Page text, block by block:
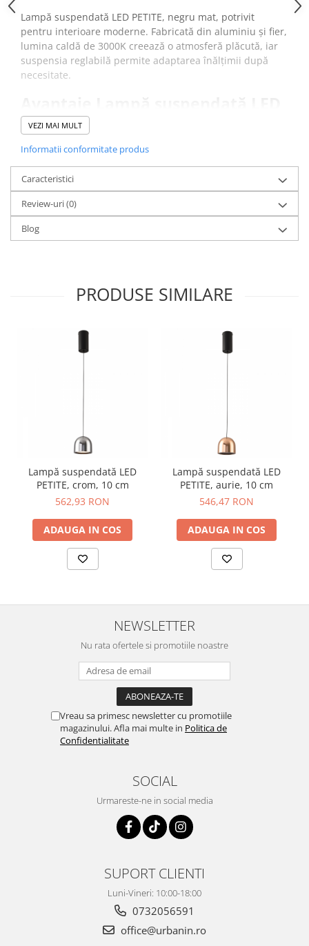
Lampă suspendată LED PETITE, negru mat, potrivit
pentru interioare moderne. Fabricată din aluminiu și fier,
lumina caldă de 3000K creează o atmosferă plăcută, iar
suspensia reglabilă permite adaptarea înălțimii după
necesitate.
PETITE:
Design compact
Materiale: aluminiu și fier, rezistente și ușor de
întreținut
LED integrat 6W, lumină caldă 3000K
458 lm
Suspensie reglabilă pe înălțime
adaptabilă oricărui spațiu
Rozetă neagră din fier,diametru 6 cm și înălțime 11
VEZI MAI MULT
Informatii conformitate produs
Caracteristici
Review-uri(0)
Blog
PRODUSE SIMILARE
Lampă suspendată LED
PETITE, crom, 10 cm
562,93 RON
ADAUGA IN COS
Lampă suspendată LED
PETITE, aurie, 10 cm
546,47 RON
ADAUGA IN COS
NEWSLETTER
Nu rata ofertele si promotiile noastre
Vreau sa primesc newsletter cu promotiile
magazinului. Afla mai multe in Politica de
Confidentialitate
SOCIAL
Urmareste-ne in social media
SUPORT CLIENTI
Luni-Vineri: 10:00-18:00
0732056591
office@urbanin.ro